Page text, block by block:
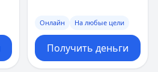
Онлайн На любые цели
Получить деньги